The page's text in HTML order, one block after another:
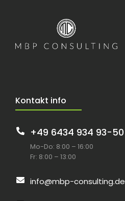
Kontakt info
+49 6434 934 93-50
Mo-Do: 8:00 – 16:00
Fr: 8:00 – 13:00
info@mbp-consulting.de